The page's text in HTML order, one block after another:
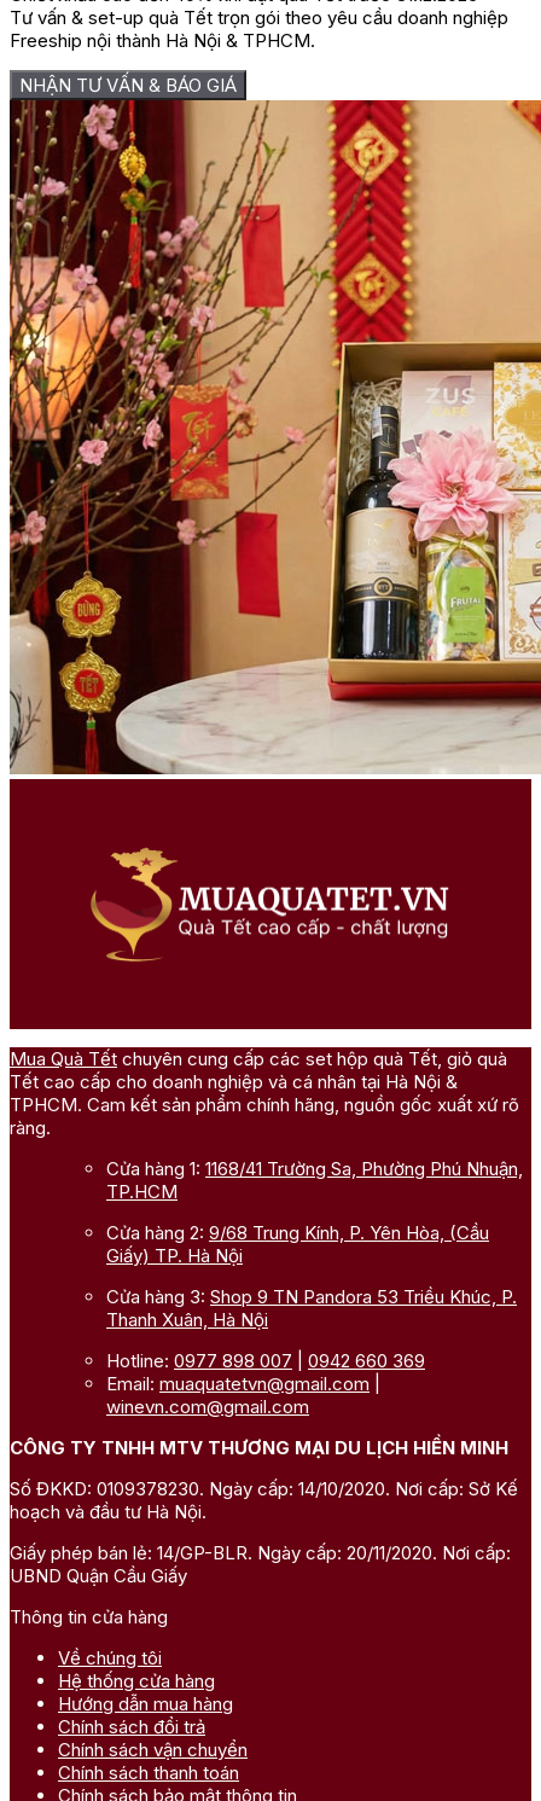
Tư vấn & set-up quà Tết trọn gói theo yêu cầu doanh nghiệp
Freeship nội thành Hà Nội & TPHCM.
NHẬN TƯ VẤN & BÁO GIÁ
Mua Quà Tết chuyên cung cấp các set hộp quà Tết, giỏ quà
Tết cao cấp cho doanh nghiệp và cá nhân tại Hà Nội &
TPHCM. Cam kết sản phẩm chính hãng, nguồn gốc xuất xứ rõ
ràng.
Cửa hàng 1: 1168/41 Trường Sa, Phường Phú Nhuận,
TP.HCM
Cửa hàng 2: 9/68 Trung Kính, P. Yên Hòa, (Cầu
Giấy) TP. Hà Nội
Cửa hàng 3: Shop 9 TN Pandora 53 Triều Khúc, P.
Thanh Xuân, Hà Nội
Hotline: 0977 898 007
0942 660 369
Email: muaquatetvn@gmail.com
winevn.com@gmail.com
CÔNG TY TNHH MTV THƯƠNG MẠI DU LỊCH HIỀN MINH
Số ĐKKD: 0109378230. Ngày cấp: 14/10/2020. Nơi cấp: Sở Kế
hoạch và đầu tư Hà Nội.
Giấy phép bán lẻ: 14/GP-BLR. Ngày cấp: 20/11/2020. Nơi cấp:
UBND Quận Cầu Giấy
Thông tin cửa hàng
Về chúng tôi
Hệ thống cửa hàng
Hướng dẫn mua hàng
Chính sách đổi trả
Chính sách vận chuyển
Chính sách thanh toán
Chính sách bảo mật thông tin